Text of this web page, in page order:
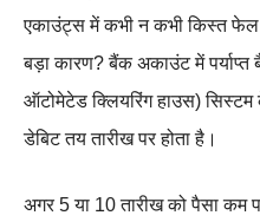
एकाउंट्स में कभी न कभी किस्त
बड़ा कारण? बैंक अकाउंट में
ऑटोमेटेड क्लियरिंग हाउस)
डेबिट तय तारीख पर होता है।
अगर 5 या 10 तारीख को पैसा कम